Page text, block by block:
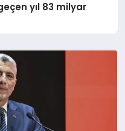
yıl 83 milyar